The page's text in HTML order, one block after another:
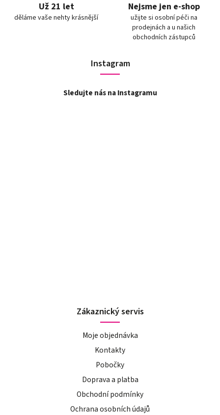
Už 21 let
děláme vaše nehty krásnější
Nejsme jen e-shop
užijte si osobní péči na
prodejnách a u našich
obchodních zástupců
Instagram
Sledujte nás na Instagramu
Zákaznický servis
Moje objednávka
Kontakty
Pobočky
Doprava a platba
Obchodní podmínky
Ochrana osobních údajů